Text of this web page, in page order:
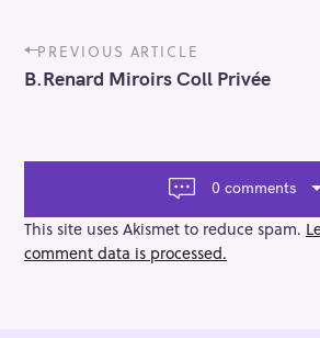
P
o
s
a
g
a
t
PREVIOUS ARTICLE
B.Renard Miroirs Coll Privée
0 comments
This site uses Akismet to reduce spam.
comment data is processed.